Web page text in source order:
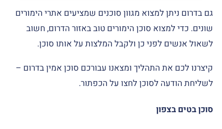
גם בדרום ניתן למצוא מגוון סוכנים שמציעים אתרי הימורים
שונים. כדי למצוא סוכן הימורים טוב באזור הדרום, חשוב
לשאול אנשים לפני כן ולקבל המלצות על אותו סוכן.
קיצרנו לכם את התהליך ומצאנו עבורכם סוכן אמין בדרום –
לשליחת הודעה לסוכן לחצו על הכפתור.
סוכן בטים בצפון